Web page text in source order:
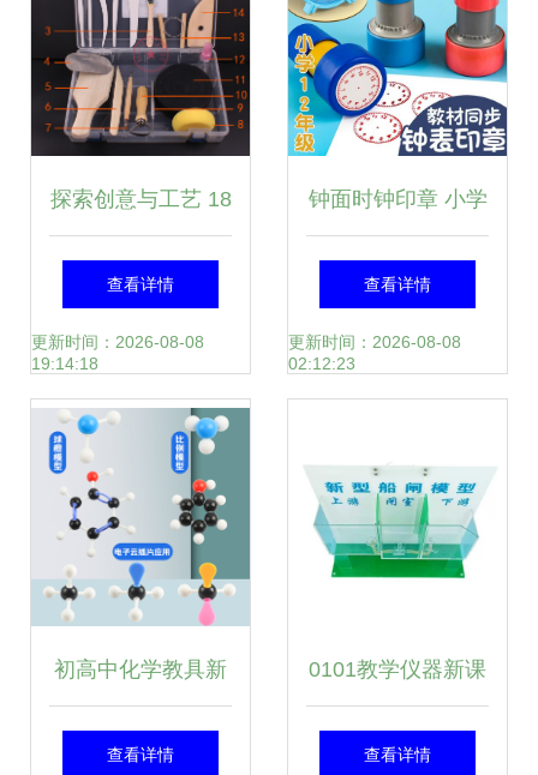
年来智能教育设备
迅速升级的浪潮
中，作为“老旧记忆
代名词”的白板……
可谓艰难求战
探索创意与工艺 18
件盒装泥塑工具组
套助力中小学劳技
课后发展
查看详情
更新时间：2026-08-08
19:14:18
钟面时钟印章 小学
生钟表学习的好帮
手
查看详情
更新时间：2026-08-08
02:12:23
初高中化学教具新
选择 有机物分子球
查看详情
0101教学仪器新课
表 理化生教具模型
查看详情